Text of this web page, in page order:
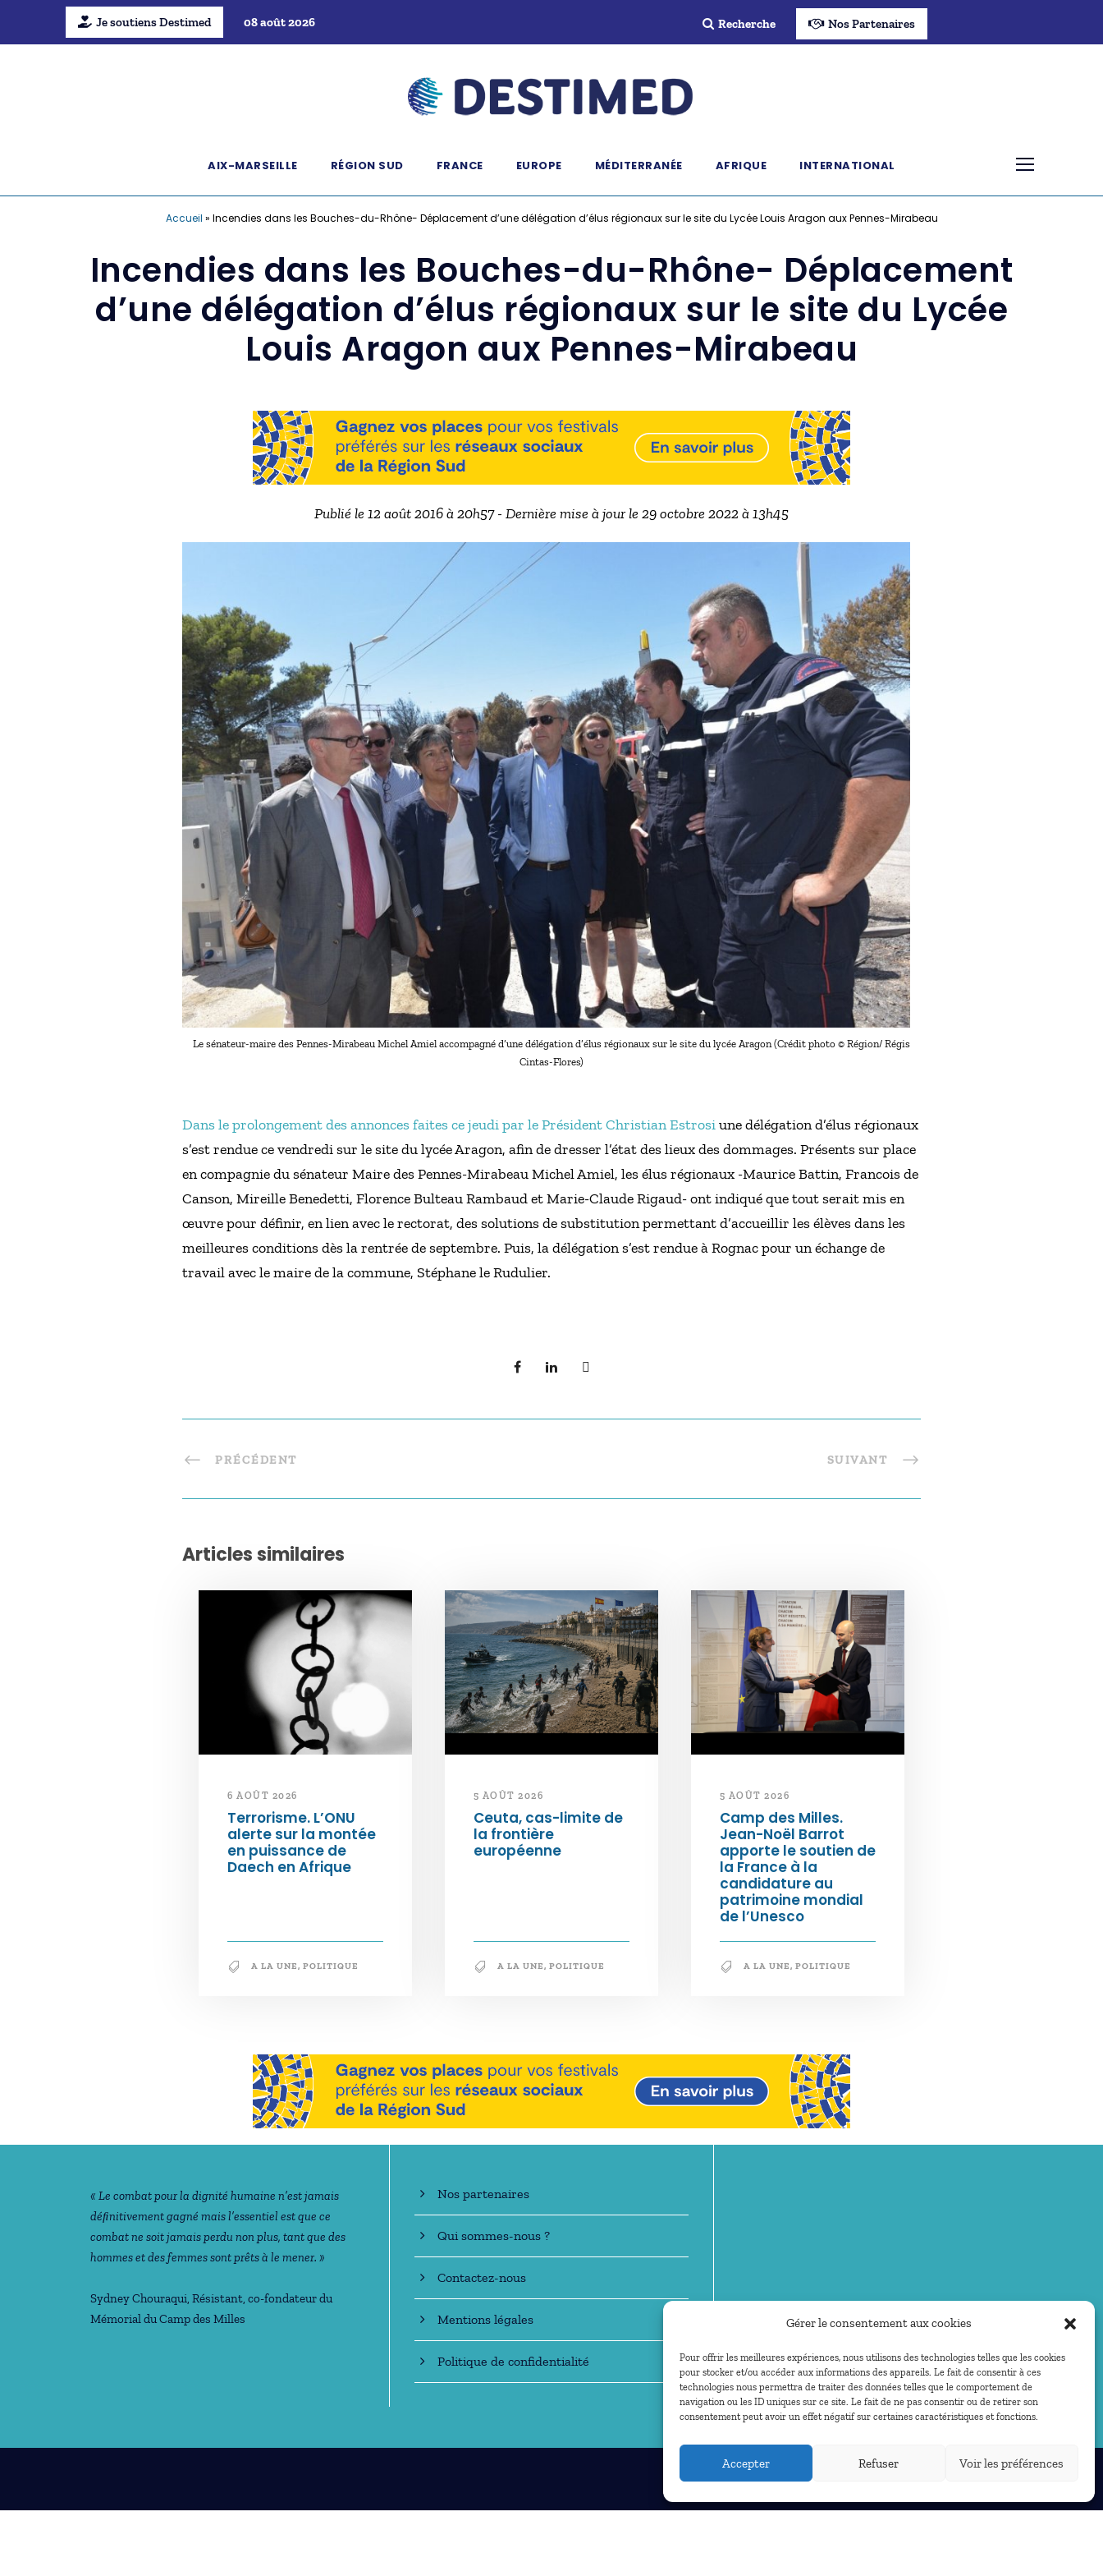
Gérer le consentement aux cookies
Pour offrir les meilleures expériences, nous utilisons des technologies telles que les cookies
pour stocker et/ou accéder aux informations des appareils. Le fait de consentir à ces
technologies nous permettra de traiter des données telles que le comportement de
navigation ou les ID uniques sur ce site. Le fait de ne pas consentir ou de retirer son
consentement peut avoir un effet négatif sur certaines caractéristiques et fonctions.
Accepter Refuser Voir les préférences
Je soutiens Destimed 08 août 2026 Recherche Nos Partenaires
AIX-MARSEILLE RÉGION SUD FRANCE EUROPE MÉDITERRANÉE AFRIQUE INTERNATIONAL
Accueil » Incendies dans les Bouches-du-Rhône- Déplacement d’une délégation d’élus régionaux sur le site du Lycée Louis Aragon aux Pennes-Mirabeau
Incendies dans les Bouches-du-Rhône- Déplacement
d’une délégation d’élus régionaux sur le site du Lycée
Louis Aragon aux Pennes-Mirabeau
Publié le 12 août 2016 à 20h57 - Dernière mise à jour le 29 octobre 2022 à 13h45
Le sénateur-maire des Pennes-Mirabeau Michel Amiel accompagné d’une délégation d’élus régionaux sur le site du lycée Aragon (Crédit photo © Région/ Régis
Cintas-Flores)
Dans le prolongement des annonces faites ce jeudi par le Président Christian Estrosiune délégation d’élus régionaux
s’est rendue ce vendredi sur le site du lycée Aragon, afin de dresser l’état des lieux des dommages. Présents sur place
en compagnie du sénateur Maire des Pennes-Mirabeau Michel Amiel, les élus régionaux -Maurice Battin, Francois de
Canson, Mireille Benedetti, Florence Bulteau Rambaud et Marie-Claude Rigaud- ont indiqué que tout serait mis en
œuvre pour définir, en lien avec le rectorat, des solutions de substitution permettant d’accueillir les élèves dans les
meilleures conditions dès la rentrée de septembre. Puis, la délégation s’est rendue à Rognac pour un échange de
travail avec le maire de la commune, Stéphane le Rudulier.
PRÉCÉDENT SUIVANT
Articles similaires
6 AOÛT 2026
Terrorisme. L’ONU
alerte sur la montée
en puissance de
Daech en Afrique
A LA UNE, POLITIQUE
5 AOÛT 2026
Ceuta, cas-limite de
la frontière
européenne
A LA UNE, POLITIQUE
5 AOÛT 2026
Camp des Milles.
Jean-Noël Barrot
apporte le soutien de
la France à la
candidature au
patrimoine mondial
de l’Unesco
A LA UNE, POLITIQUE
Notre philosophie
« Le combat pour la dignité humaine n’est jamais
déﬁnitivement gagné mais l’essentiel est que ce
combat ne soit jamais perdu non plus, tant que des
hommes et des femmes sont prêts à le mener. »
Sydney Chouraqui, Résistant, co-fondateur du
Mémorial du Camp des Milles
En savoir +
Nos partenaires
Qui sommes-nous ?
Contactez-nous
Mentions légales
Politique de confidentialité